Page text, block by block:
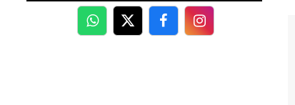
WhatsApp
TwitterFacebookFacebook